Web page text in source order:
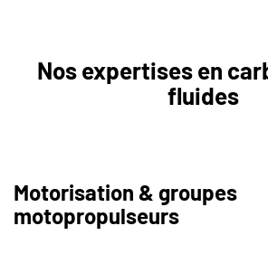
Nos expertises en
fluides
Motorisation & groupes
motopropulseurs